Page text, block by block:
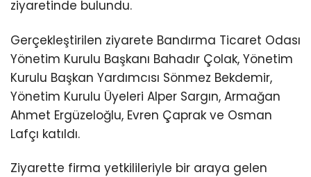
ziyaretinde bulundu.
Gerçekleştirilen ziyarete Bandırma Ticaret Odası
Yönetim Kurulu Başkanı Bahadır Çolak, Yönetim
Kurulu Başkan Yardımcısı Sönmez Bekdemir,
Yönetim Kurulu Üyeleri Alper Sargın, Armağan
Ahmet Ergüzeloğlu, Evren Çaprak ve Osman
Lafçı katıldı.
Ziyarette firma yetkilileriyle bir araya gelen